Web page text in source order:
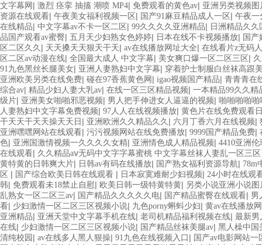
文字幕网 | 激烈 痉挛 抽搐 潮喷 MP4| 免费观看的黄色av| 亚洲另类视频图
资源在线观看| 午夜美女福利视频一区 | 国产91麻豆精品成人一区 | 午夜一
在线精品| 中文字幕av不卡一区二区 | 99久久久久亚洲精品| 日洲精品久
品国产观看av蜜臀| 五月天少妇熟女色婷婷| 日本在线不卡视频播放| 国
区二区久久 | 天天搡天天狠天干天| av在线播放网址大全| 在线看片z无码
区二区av动漫在线| 全国最大成人 中文字幕| 美女爽口爆一区二区三区 |
91九色黑丝长腿美女| 亚洲人妻熟妇中文字幕| 穿着护士制服白丝袜高跟
亚洲欧美另类在线免费| 碰在97香蕉黄色网 | igao视频国产精品| 青青青在
综合av| 精品少妇人妻大乳av| 在线一区三区精品视频| 一本精品99久久精
级片| 亚洲美女啪啪邪恶视频| 男人把手伸进女人逼逼的视频| 啪啪啪啪啪
人妻熟妇中文字幕免费视频| 97人人在线视频播放| 黄色片在线免费观看
干天天干天天操天天日 | 亚洲欧洲久久精品久久 | 六月丁香六月在线视频|
亚洲嘿嘿网站在线观看| 污污视频网站在线免费播放| 9999国产精品免费|
色| 亚洲国激情视频一久久久久女精| 亚洲情色成人精品视频| 4410亚洲伦
在线观看| 久久精品aⅴ无码中文字字幕蜜桃 中文字幕丝袜人妻乱一区三
黄特黄的日韩爽大片| 日韩av有码在线播放| 国产熟女福利资源导航| 78m
区 | 国产综合欧美日韩在线观看 | 日本寂寞难耐少妇视频| 24小时在线观
韩| 免费观看未18禁止自慰| 欧美日韩一级特黄特黄| 另类小说亚洲小说
乱熟女一区二区三av| 国产精品久久久久久电| 国产精品蜜臀在线观看| 男
看| 少妇激情一区二区三区视频小说| 九色porny蝌蚪少妇| 黄av在线播放
亚洲精品| 亚洲天堂中文字幕手机在线| 老司机精品福利视频在线| 最新男
在线| 少妇激情一区二区三区视频小说| 国产精品丝袜美腿av| 黑人橾中国
清纯校园 | av在线多人黑人狠操| 91九色在线视频入口 | 国产av电影网站一